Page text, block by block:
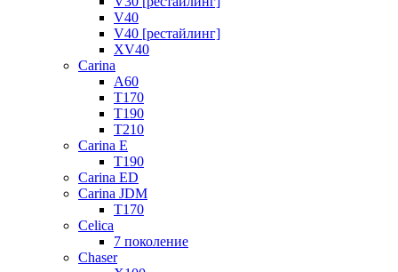
V40
V40 [рестайлинг]
XV40
Carina
A60
T170
T190
T210
Carina E
T190
Carina ED
Carina JDM
T170
Celica
7 поколение
Chaser